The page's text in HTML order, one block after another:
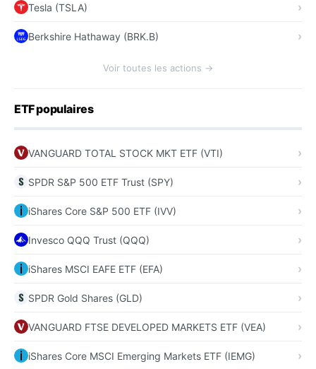
Tesla (TSLA)
Berkshire Hathaway (BRK.B)
Voir toutes les actions →
ETF populaires
VANGUARD TOTAL STOCK MKT ETF (VTI)
SPDR S&P 500 ETF Trust (SPY)
iShares Core S&P 500 ETF (IVV)
Invesco QQQ Trust (QQQ)
iShares MSCI EAFE ETF (EFA)
SPDR Gold Shares (GLD)
VANGUARD FTSE DEVELOPED MARKETS ETF (VEA)
iShares Core MSCI Emerging Markets ETF (IEMG)